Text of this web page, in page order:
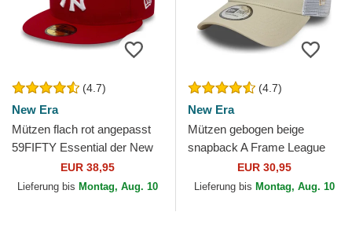
(4.7)
New Era
Mützen flach rot angepasst
59FIFTY Essential der New
York Yankees MLB von New
Era
EUR 38,95
Lieferung bis Montag, Aug. 10
(4.7)
New Era
Mützen gebogen beige
snapback A Frame League
Essential der New York
Yankees MLB von New Era
EUR 30,95
Lieferung bis Montag, Aug. 10